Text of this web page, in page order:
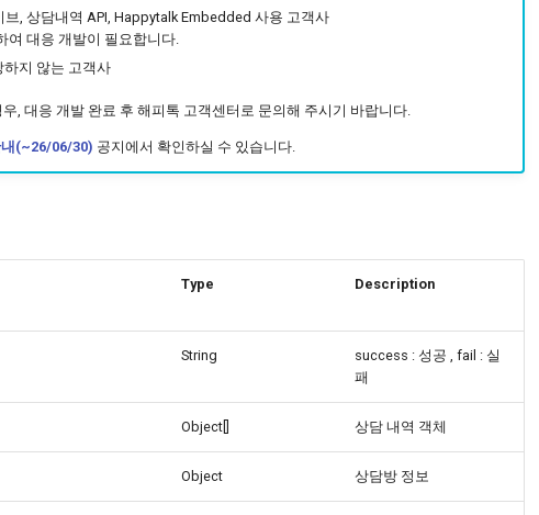
브, 상담내역 API, Happytalk Embedded 사용 고객사
대응 개발이 필요합니다.
하지 않는 고객사
, 대응 개발 완료 후 해피톡 고객센터로 문의해 주시기 바랍니다.
내(~26/06/30) 공지에서 확인하실 수 있습니다.
Type Description
String
success : 성공 , fail : 실
패
Object[] 상담 내역 객체
Object 상담방 정보